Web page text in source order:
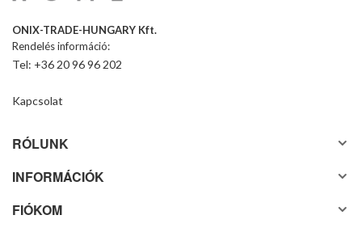
ONIX-TRADE-HUNGARY Kft.
Rendelés információ:
Tel: +36 20 96 96 202
Kapcsolat
RÓLUNK
INFORMÁCIÓK
FIÓKOM